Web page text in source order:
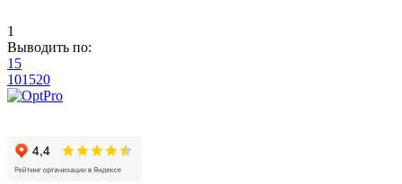
1
Выводить по:
15
101520